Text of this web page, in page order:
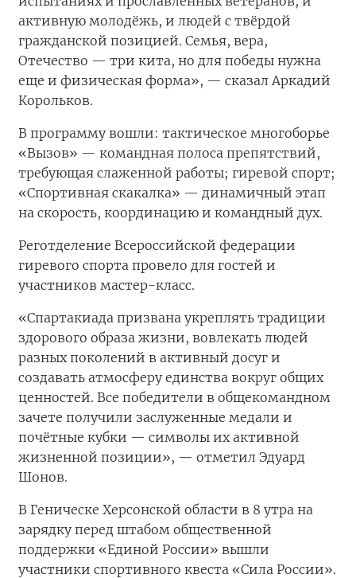
активную молодёжь, и людей с твёрдой
гражданской позицией. Семья, вера,
Отечество — три кита, но для победы нужна
еще и физическая форма», — сказал Аркадий
Корольков.
В программу вошли: тактическое многоборье
«Вызов» — командная полоса препятствий,
требующая слаженной работы; гиревой спорт;
«Спортивная скакалка» — динамичный этап
на скорость, координацию и командный дух.
Реготделение Всероссийской федерации
гиревого спорта провело для гостей и
участников мастер-класс.
«Спартакиада призвана укреплять традиции
здорового образа жизни, вовлекать людей
разных поколений в активный досуг и
создавать атмосферу единства вокруг общих
ценностей. Все победители в общекомандном
зачете получили заслуженные медали и
почётные кубки — символы их активной
жизненной позиции», — отметил Эдуард
Шонов.
В Геническе Херсонской области в 8 утра на
зарядку перед штабом общественной
поддержки «Единой России» вышли
участники спортивного квеста «Сила России».